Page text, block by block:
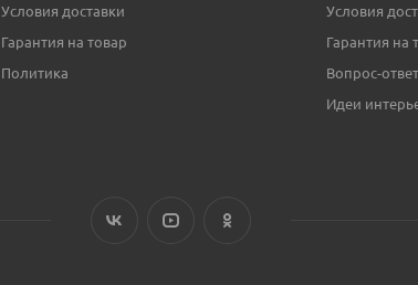
Условия доставки
Гарантия на товар
Политика
Условия
Гарантия на
Вопрос-ответ
Идеи